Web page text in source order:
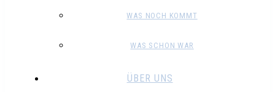
WAS NOCH KOMMT
WAS SCHON WAR
ÜBER UNS